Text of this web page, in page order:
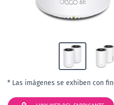
* Las imágenes se exhiben con